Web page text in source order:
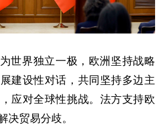
世界独立一极，欧洲坚持战略
建设性对话，共同坚持多边主
应对全球性挑战。法方支持欧
决贸易分歧。